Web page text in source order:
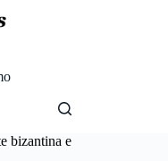
bizantina e